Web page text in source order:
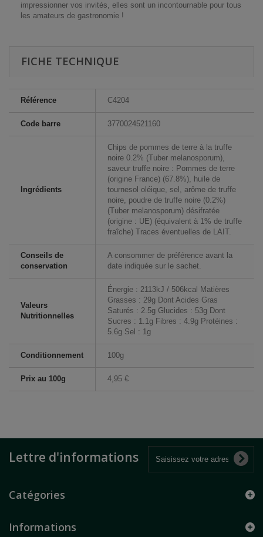
impressionner vos invités, elles sont un incontournable pour tous
les amateurs de gastronomie !
FICHE TECHNIQUE
Référence C4204
Code barre 3770024521160
Ingrédients
Chips de pommes de terre à la truffe
noire 0.2% (Tuber melanosporum),
saveur truffe noire : Pommes de terre
(origine France) (67.8%), huile de
tournesol oléique, sel, arôme de truffe
noire, poudre de truffe noire (0.2%)
(Tuber melanosporum) désifratée
(origine : UE) (équivalent à 1% de truffe
fraîche) Traces éventuelles de LAIT.
Conseils de
conservation
A consommer de préférence avant la
date indiquée sur le sachet.
Valeurs
Nutritionnelles
Énergie : 2113kJ / 506kcal Matières
Grasses : 29g Dont Acides Gras
Saturés : 2.5g Glucides : 53g Dont
Sucres : 1.1g Fibres : 4.9g Protéines :
5.6g Sel : 1g
Conditionnement 100g
Prix au 100g 4,95 €
Lettre d'informations
Catégories
Informations